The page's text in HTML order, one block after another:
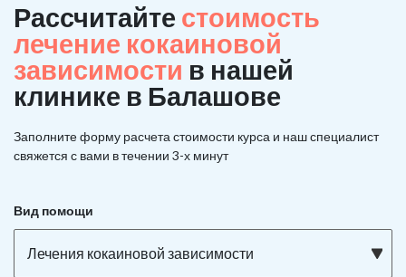
Рассчитайте стоимость
лечение кокаиновой
зависимости в нашей
клинике в Балашове
Заполните форму расчета стоимости курса и наш специалист
свяжется с вами в течении 3-х минут
Вид помощи
Лечения кокаиновой зависимости